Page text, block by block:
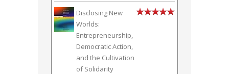
Disclosing New
Worlds:
Entrepreneurship,
Democratic Action,
and the Cultivation
of Solidarity